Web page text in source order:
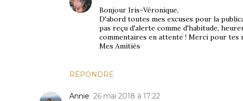
RÉPONDRE
Bonjour Iris-Véronique,
D'abord toutes mes excuses pour la
pas reçu d'alerte comme d'habitude,
commentaires en attente ! Merci pour
Mes Amitiès
Annie 26 mai 2018 à 17:22